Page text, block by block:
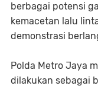
berbagai potensi
kemacetan lalu
demonstrasi
Polda Metro Jaya
dilakukan sebagai